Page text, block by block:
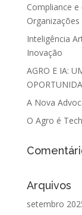
Compliance
Organizações
Inteligência
Inovação
AGRO E IA:
A Nova
O Agro é
Arquivos
setembro